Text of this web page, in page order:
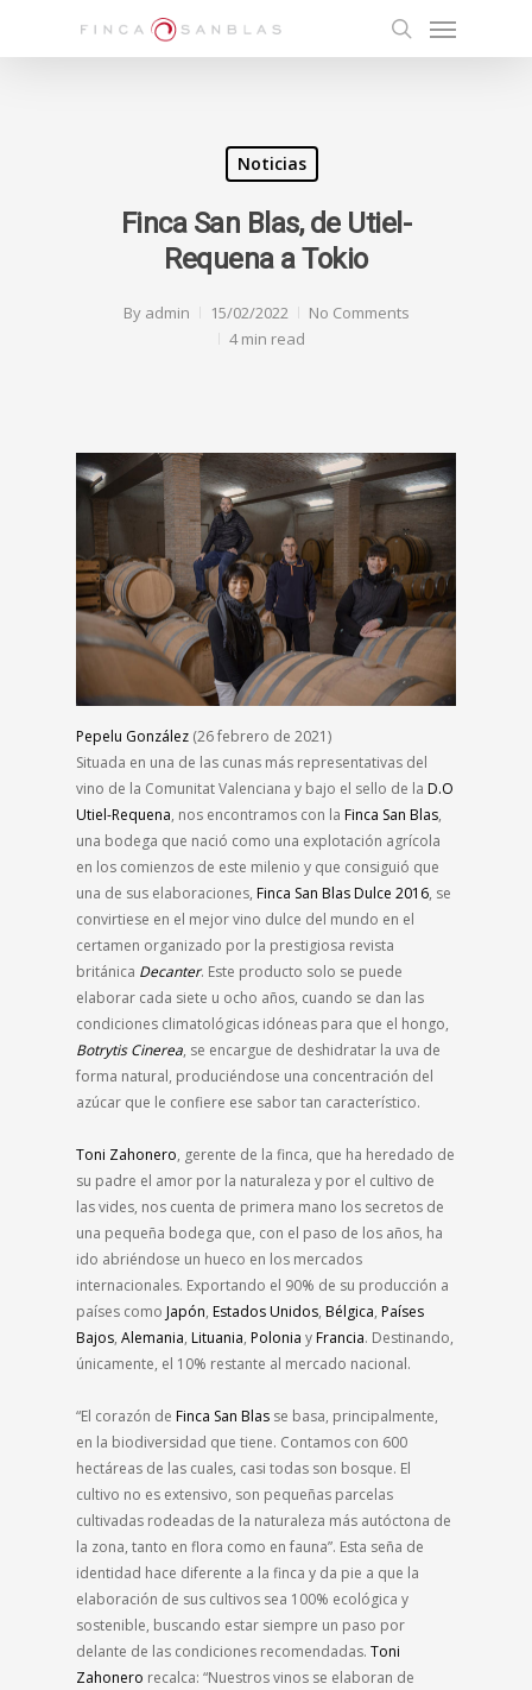
main
search
Menu
Noticias
Finca San Blas, de Utiel-
Requena a Tokio
By admin 15/02/2022
No Comments
4 min read
Pepelu González (26 febrero de 2021)
Situada en una de las cunas más representativas del
vino de la Comunitat Valenciana y bajo el sello de la D.O
Utiel-Requena, nos encontramos con la Finca San Blas,
una bodega que nació como una explotación agrícola
en los comienzos de este milenio y que consiguió que
una de sus elaboraciones, Finca San Blas Dulce 2016, se
convirtiese en el mejor vino dulce del mundo en el
certamen organizado por la prestigiosa revista
británica Decanter. Este producto solo se puede
elaborar cada siete u ocho años, cuando se dan las
condiciones climatológicas idóneas para que el hongo,
Botrytis Cinerea, se encargue de deshidratar la uva de
forma natural, produciéndose una concentración del
azúcar que le confiere ese sabor tan característico.
Toni Zahonero, gerente de la finca, que ha heredado de
su padre el amor por la naturaleza y por el cultivo de
las vides, nos cuenta de primera mano los secretos de
una pequeña bodega que, con el paso de los años, ha
ido abriéndose un hueco en los mercados
internacionales. Exportando el 90% de su producción a
países como Japón, Estados Unidos, Bélgica, Países
Bajos, Alemania, Lituania, Polonia y Francia. Destinando,
únicamente, el 10% restante al mercado nacional.
“El corazón de Finca San Blas se basa, principalmente,
en la biodiversidad que tiene. Contamos con 600
hectáreas de las cuales, casi todas son bosque. El
cultivo no es extensivo, son pequeñas parcelas
cultivadas rodeadas de la naturaleza más autóctona de
la zona, tanto en flora como en fauna”. Esta seña de
identidad hace diferente a la finca y da pie a que la
elaboración de sus cultivos sea 100% ecológica y
sostenible, buscando estar siempre un paso por
delante de las condiciones recomendadas. Toni
Zahonero recalca: “Nuestros vinos se elaboran de